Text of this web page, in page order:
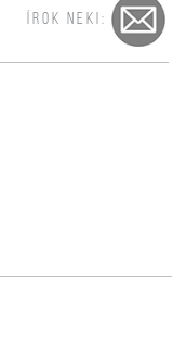
ÍROK NEKI: